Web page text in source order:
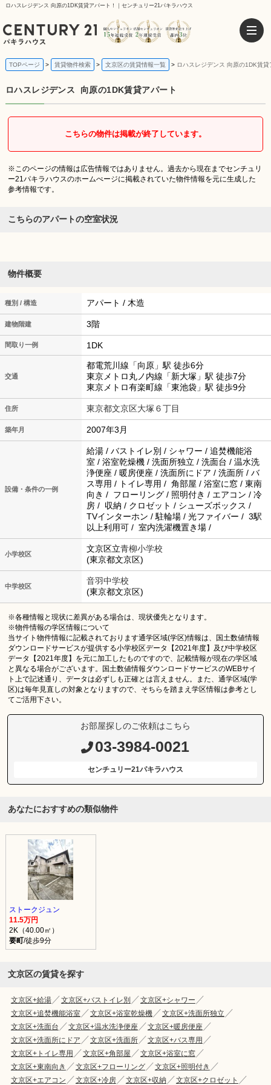
ロハスレジデンス 向原の1DK賃貸アパート！｜センチュリー21パキラハウス
TOPページ 賃貸物件検索 文京区の賃貸情報一覧 ロハスレジデンス 向原の1DK賃貸
ロハスレジデンス 向原の1DK賃貸アパート
こちらの物件は掲載が終了しています。
※このページの情報は広告情報ではありません。過去から現在までセンチュリ
ー21パキラハウスのホームぺージに掲載されていた物件情報を元に生成した
参考情報です。
こちらのアパートの空室状況
物件概要
種別 / 構造 アパート / 木造
建物階建 3階
間取り一例 1DK
交通
都電荒川線「向原」駅 徒歩6分
東京メトロ丸ノ内線「新大塚」駅 徒歩7分
東京メトロ有楽町線「東池袋」駅 徒歩9分
住所 東京都文京区大塚６丁目
築年月 2007年3月
設備・条件の一例
給湯 / バストイレ別 / シャワー / 追焚機能浴
室 / 浴室乾燥機 / 洗面所独立 / 洗面台 / 温水洗
浄便座 / 暖房便座 / 洗面所にドア / 洗面所 / バ
ス専用 / トイレ専用 / 角部屋 / 浴室に窓 / 東南
向き / フローリング / 照明付き / エアコン / 冷
房 / 収納 / クロゼット / シューズボックス /
TVインターホン / 駐輪場 / 光ファイバー / 3駅
以上利用可 / 室内洗濯機置き場 /
小学校区
文京区立青柳小学校
(東京都文京区)
中学校区
音羽中学校
(東京都文京区)
※各種情報と現状に差異がある場合は、現状優先となります。
※物件情報の学区情報について
当サイト物件情報に記載されております通学区域(学区)情報は、国土数値情報
ダウンロードサービスが提供する小学校区データ【2021年度】及び中学校区
データ【2021年度】を元に加工したものですので、記載情報が現在の学区域
と異なる場合がございます。国土数値情報ダウンロードサービスのWEBサイ
ト上で記述通り、データは必ずしも正確とは言えません。また、通学区域(学
区)は毎年見直しの対象となりますので、そちらを踏まえ学区情報は参考とし
てご活用下さい。
お部屋探しのご依頼はこちら
03-3984-0021
センチュリー21パキラハウス
あなたにおすすめの類似物件
ストークジュン
11.5万円
2K（40.00㎡）
要町/徒歩9分
文京区の賃貸を探す
文京区+給湯 文京区+バストイレ別
文京区+シャワー
文京区+追焚機能浴室
文京区+浴室乾燥機
文京区+洗面所独立
文京区+洗面台
文京区+温水洗浄便座
文京区+暖房便座
文京区+洗面所にドア
文京区+洗面所
文京区+バス専用
文京区+トイレ専用
文京区+角部屋
文京区+浴室に窓
文京区+東南向き
文京区+フローリング
文京区+照明付き
文京区+エアコン
文京区+冷房 文京区+収納
文京区+クロゼット